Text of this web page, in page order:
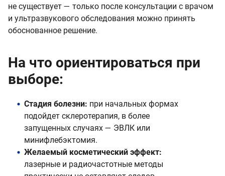
не существует — только после консультации с врачом
и ультразвукового обследования можно принять
обоснованное решение.
На что ориентироваться при
выборе:
Стадия болезни: при начальных формах
подойдет склеротерапия, в более
запущенных случаях — ЭВЛК или
минифлебэктомия.
Желаемый косметический эффект:
лазерные и радиочастотные методы